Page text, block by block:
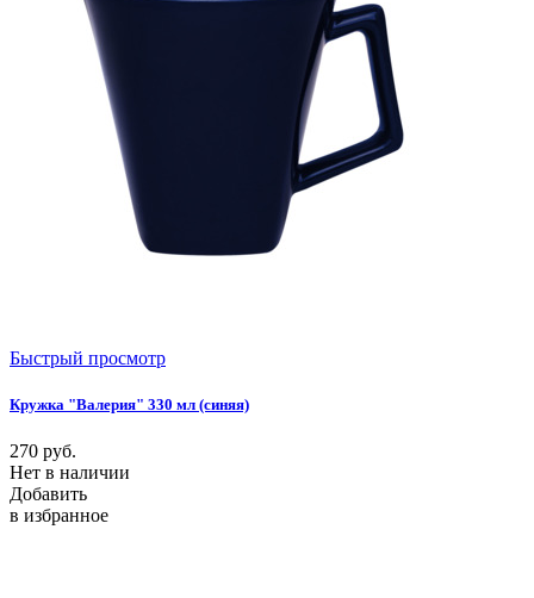
Быстрый просмотр
Кружка "Валерия" 330 мл (синяя)
270 руб.
Нет в наличии
Добавить
в избранное